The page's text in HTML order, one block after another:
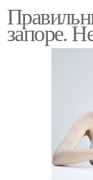
запоре.